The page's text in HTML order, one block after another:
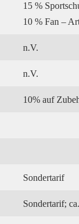
15 %
10 % Fan –
n.V.
n.V.
10% auf
Sondertarif
Sondertarif;